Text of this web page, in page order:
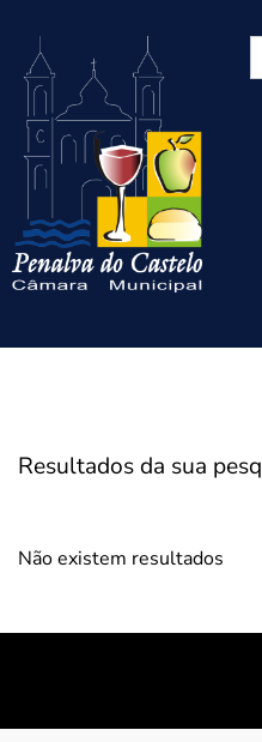
Resultados da sua
Não existem resultados